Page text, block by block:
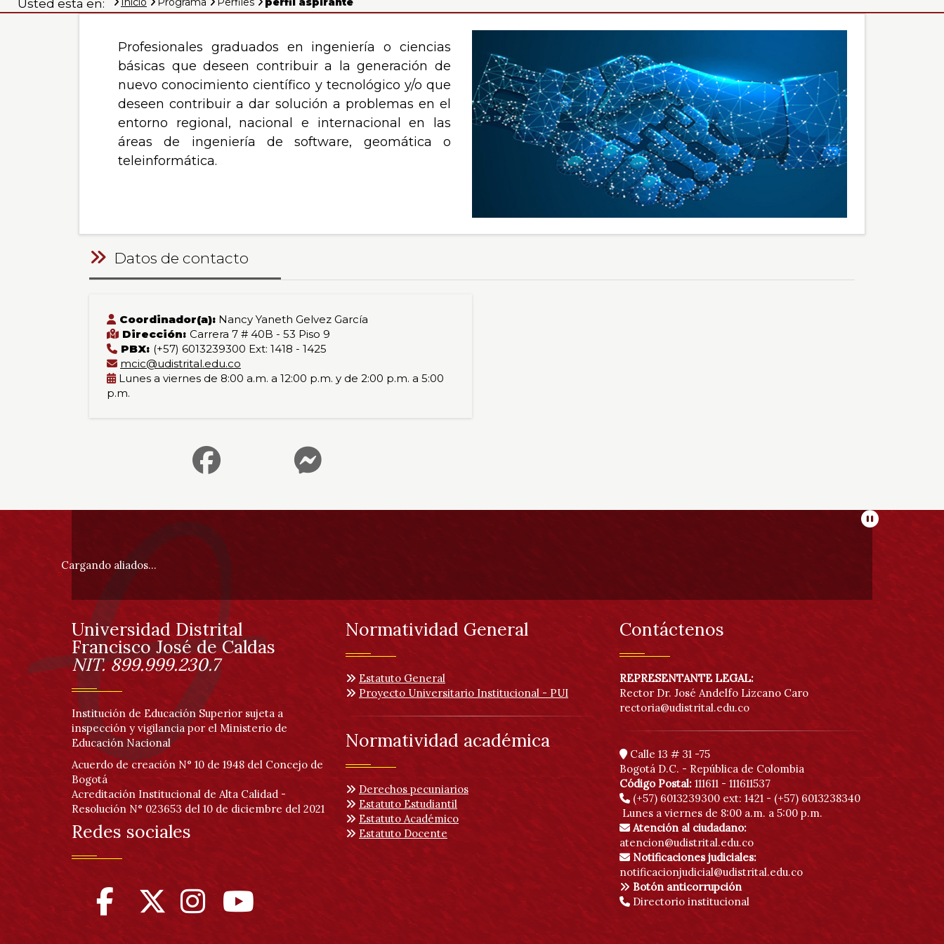
la
Información
0
Usted esta en:
Profesionales graduados en ingeniería o ciencias
básicas que deseen contribuir a la generación de
nuevo conocimiento científico y tecnológico y/o que
deseen contribuir a dar solución a problemas en el
entorno regional, nacional e internacional en las
áreas de ingeniería de software, geomática o
teleinformática.
Datos de contacto
Coordinador(a): Nancy Yaneth Gelvez García
Dirección: Carrera 7 # 40B - 53 Piso 9
PBX: (+57) 6013239300 Ext: 1418 - 1425
mcic@udistrital.edu.co
Lunes a viernes de 8:00 a.m. a 12:00 p.m. y de 2:00 p.m. a 5:00
p.m.
Información
pie
de
página
Cargando aliados...
Información
Universidad Distrital
Francisco José de Caldas
NIT. 899.999.230.7
Institución de Educación Superior sujeta a
inspección y vigilancia por el Ministerio de
Educación Nacional
Acuerdo de creación N° 10 de 1948 del Concejo de
Bogotá
Acreditación Institucional de Alta Calidad -
Resolución N° 023653 del 10 de diciembre del 2021
Redes sociales
Normatividad General
Estatuto General
Proyecto Universitario Institucional - PUI
Normatividad académica
Derechos pecuniarios
Estatuto Estudiantil
Estatuto Académico
Estatuto Docente
Contáctenos
REPRESENTANTE LEGAL:
Rector Dr. José Andelfo Lizcano Caro
rectoria@udistrital.edu.co
Calle 13 # 31 -75
Bogotá D.C. - República de Colombia
Código Postal: 111611 - 111611537
(+57) 6013239300 ext: 1421 - (+57) 6013238340
Lunes a viernes de 8:00 a.m. a 5:00 p.m.
Atención al ciudadano:
atencion@udistrital.edu.co
Notificaciones judiciales:
notificacionjudicial@udistrital.edu.co
Botón anticorrupción
Directorio institucional